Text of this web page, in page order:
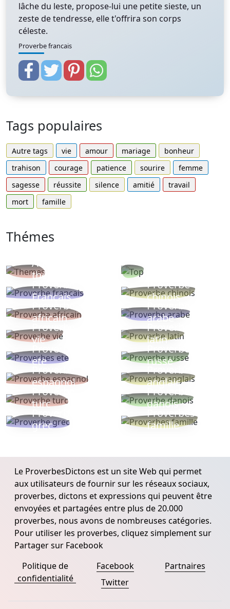
lâche du leste, propose-lui une petite sieste, un
zeste de tendresse, elle t'offrira son corps
céleste.
Proverbe francais
Tags populaires
Autre tags vie amour mariage
bonheur
trahison
courage patience sourire
femme
sagesse
réussite silence amitié
travail
mort
famille
Thémes
Autres
thèmes
Proverbe
Français
Proverbe
chinois
Proverbe
africain
Proverbe
arabe
Proverbe
vie
Proverbe
latin
Proverbes
ete
Proverbe
russe
Proverbe
espagnol
Proverbe
anglais
Proverbe
turc
Proverbe
danois
Proverbe
grec
Proverbes
famille
Le ProverbesDictons est un site Web qui permet
aux utilisateurs de fournir sur les réseaux sociaux,
proverbes, dictons et expressions qui peuvent être
envoyées et partagées entre plus de 20.000
proverbes, nous avons de nombreuses catégories.
Pour utiliser les proverbes, cliquez simplement sur
Partager sur Facebook
Politique de
confidentialité
Facebook
Twitter
Partnaires